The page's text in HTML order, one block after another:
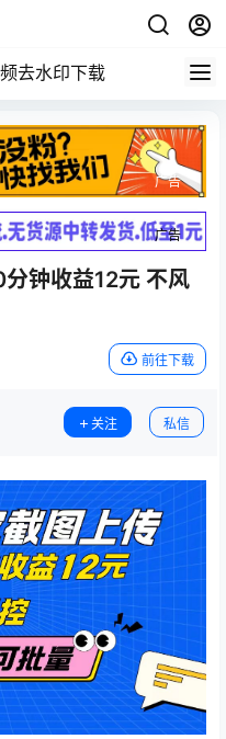
去水印下载
广告
广告
钟收益12元 不风
前往下载
关注 私信